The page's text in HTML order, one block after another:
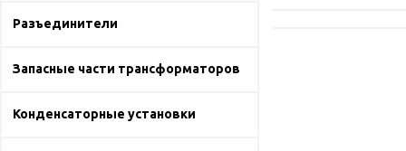
Разъединители
Запасные части трансформаторов
Конденсаторные установки